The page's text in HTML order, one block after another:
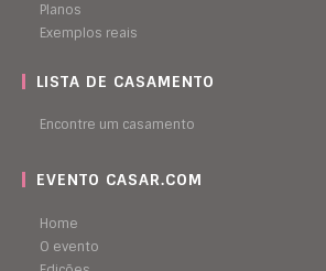
Planos
Exemplos reais
LISTA DE CASAMENTO
Encontre um casamento
EVENTO CASAR.COM
Home
O evento